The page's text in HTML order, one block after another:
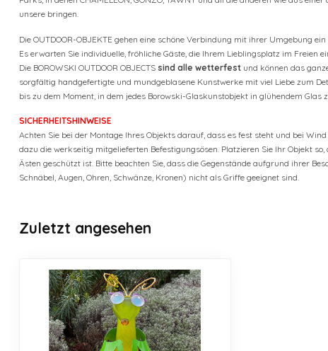
unsere bringen.
Die OUTDOOR-OBJEKTE gehen eine schöne Verbindung mit ihrer Umgebung
Es erwarten Sie individuelle, fröhliche Gäste, die Ihrem Lieblingsplatz im Freien
Die BOROWSKI OUTDOOR OBJECTS sind alle wetterfest und können das
sorgfältig handgefertigte und mundgeblasene Kunstwerke mit viel Liebe zum
bis zu dem Moment, in dem jedes Borowski-Glaskunstobjekt in glühendem Glas
SICHERHEITSHINWEISE
Achten Sie bei der Montage Ihres Objekts darauf, dass es fest steht und bei
dazu die werkseitig mitgelieferten Befestigungsösen. Platzieren Sie Ihr Objekt
Ästen geschützt ist. Bitte beachten Sie, dass die Gegenstände aufgrund ihrer
Schnäbel, Augen, Ohren, Schwänze, Kronen) nicht als Griffe geeignet sind.
Zuletzt angesehen